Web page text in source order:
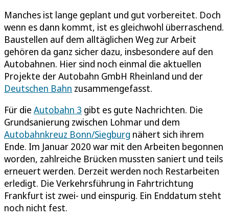
Manches ist lange geplant und gut vorbereitet. Doch
wenn es dann kommt, ist es gleichwohl überraschend.
Baustellen auf dem alltäglichen Weg zur Arbeit
gehören da ganz sicher dazu, insbesondere auf den
Autobahnen. Hier sind noch einmal die aktuellen
Projekte der Autobahn GmbH Rheinland und der
Deutschen Bahn zusammengefasst.
Für die Autobahn 3 gibt es gute Nachrichten. Die
Grundsanierung zwischen Lohmar und dem
Autobahnkreuz Bonn/Siegburg nähert sich ihrem
Ende. Im Januar 2020 war mit den Arbeiten begonnen
worden, zahlreiche Brücken mussten saniert und teils
erneuert werden. Derzeit werden noch Restarbeiten
erledigt. Die Verkehrsführung in Fahrtrichtung
Frankfurt ist zwei- und einspurig. Ein Enddatum steht
noch nicht fest.